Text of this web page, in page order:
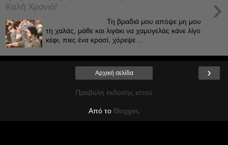
Καλή Χρονιά!
›
Τη βραδιά μου απόψε μη μου
τη χαλάς, μάθε και λιγάκι να χαμογελάς κάνε λίγο
κέφι, πιες ένα κρασί, χόρεψε ...
›
Αρχική σελίδα
Προβολή έκδοσης ιστού
Από το Blogger.